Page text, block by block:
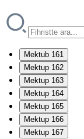
Mektub 161
Mektup 162
Mektup 163
Mektup 164
Mektup 165
Mektup 166
Mektup 167